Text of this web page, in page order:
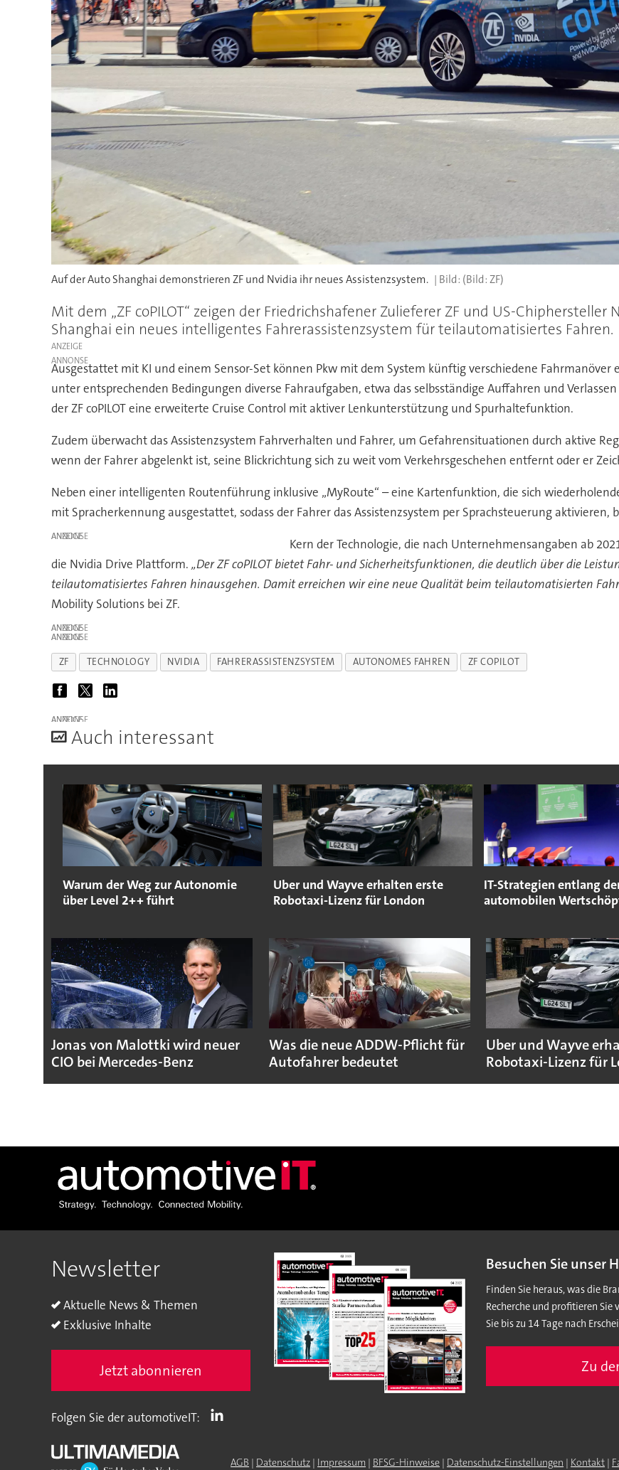
Auf der Auto Shanghai demonstrieren ZF und Nvidia ihr neues Assistenzsystem. (Bild: ZF)
Mit dem „ZF coPILOT“ zeigen der Friedrichshafener Zulieferer ZF und US-
Shanghai ein neues intelligentes Fahrerassistenzsystem für teilautomatisiertes Fahren.
ANZEIGE
Ausgestattet mit KI und einem Sensor-Set können Pkw mit dem System künftig verschiedene
unter entsprechenden Bedingungen diverse Fahraufgaben, etwa das selbsständige Auffahren und
der ZF coPILOT eine erweiterte Cruise Control mit aktiver Lenkunterstützung und Spurhaltefunktion.
Zudem überwacht das Assistenzsystem Fahrverhalten und Fahrer, um Gefahrensituationen durch aktive
wenn der Fahrer abgelenkt ist, seine Blickrichtung sich zu weit vom Verkehrsgeschehen entfernt oder er
Neben einer intelligenten Routenführung inklusive „MyRoute“ – eine Kartenfunktion, die sich
mit Spracherkennung ausgestattet, sodass der Fahrer das Assistenzsystem per Sprachsteuerung aktivieren,
ANZEIGE
Kern der Technologie, die nach Unternehmensangaben ab
die Nvidia Drive Plattform. „Der ZF coPILOT bietet Fahr- und Sicherheitsfunktionen, die deutlich über die
teilautomatisiertes Fahren hinausgehen. Damit erreichen wir eine neue Qualität beim teilautomatisierten
Mobility Solutions bei ZF.
ANZEIGE
ANZEIGE
ZF TECHNOLOGY NVIDIA FAHRERASSISTENZSYSTEM AUTONOMES FAHREN ZF COPILOT
ANZEIGE
Auch interessant
Warum der Weg zur Autonomie
über Level 2++ führt
Uber und Wayve erhalten erste
Robotaxi-Lizenz für London
IT-Strategien entlang
automobilen
Jonas von Malottki wird neuer
CIO bei Mercedes-Benz
Was die neue ADDW-Pflicht für
Autofahrer bedeutet
Uber und Wayve
Robotaxi-Lizenz für
Newsletter
Aktuelle News & Themen
Exklusive Inhalte
Jetzt abonnieren
Besuchen Sie unser
Finden Sie heraus, was die
Recherche und profitieren
Sie bis zu 14 Tage nach
Zu
Folgen Sie der automotiveIT:
AGB | Datenschutz | Impressum | BFSG-Hinweise | Datenschutz-Einstellungen | Kontakt |